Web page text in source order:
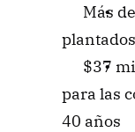
Más
plantados
$37
para las
40 años